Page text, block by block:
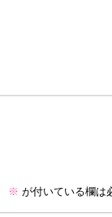
※ が付いている欄は